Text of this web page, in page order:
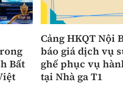
Bất
Cảng HKQT Nội
báo giá dịch vụ
ghế phục vụ
tại Nhà ga T1